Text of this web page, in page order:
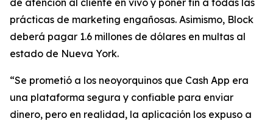
de atención al cliente en vivo y poner fin a todas las
prácticas de marketing engañosas. Asimismo, Block
deberá pagar 1.6 millones de dólares en multas al
estado de Nueva York.
“Se prometió a los neoyorquinos que Cash App era
una plataforma segura y confiable para enviar
dinero, pero en realidad, la aplicación los expuso a